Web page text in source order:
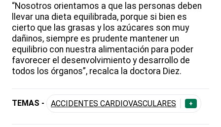
“Nosotros orientamos a que las personas deben
llevar una dieta equilibrada, porque si bien es
cierto que las grasas y los azúcares son muy
dañinos, siempre es prudente mantener un
equilibrio con nuestra alimentación para poder
favorecer el desenvolvimiento y desarrollo de
todos los órganos”, recalca la doctora Diez.
TEMAS - ACCIDENTES CARDIOVASCULARES +